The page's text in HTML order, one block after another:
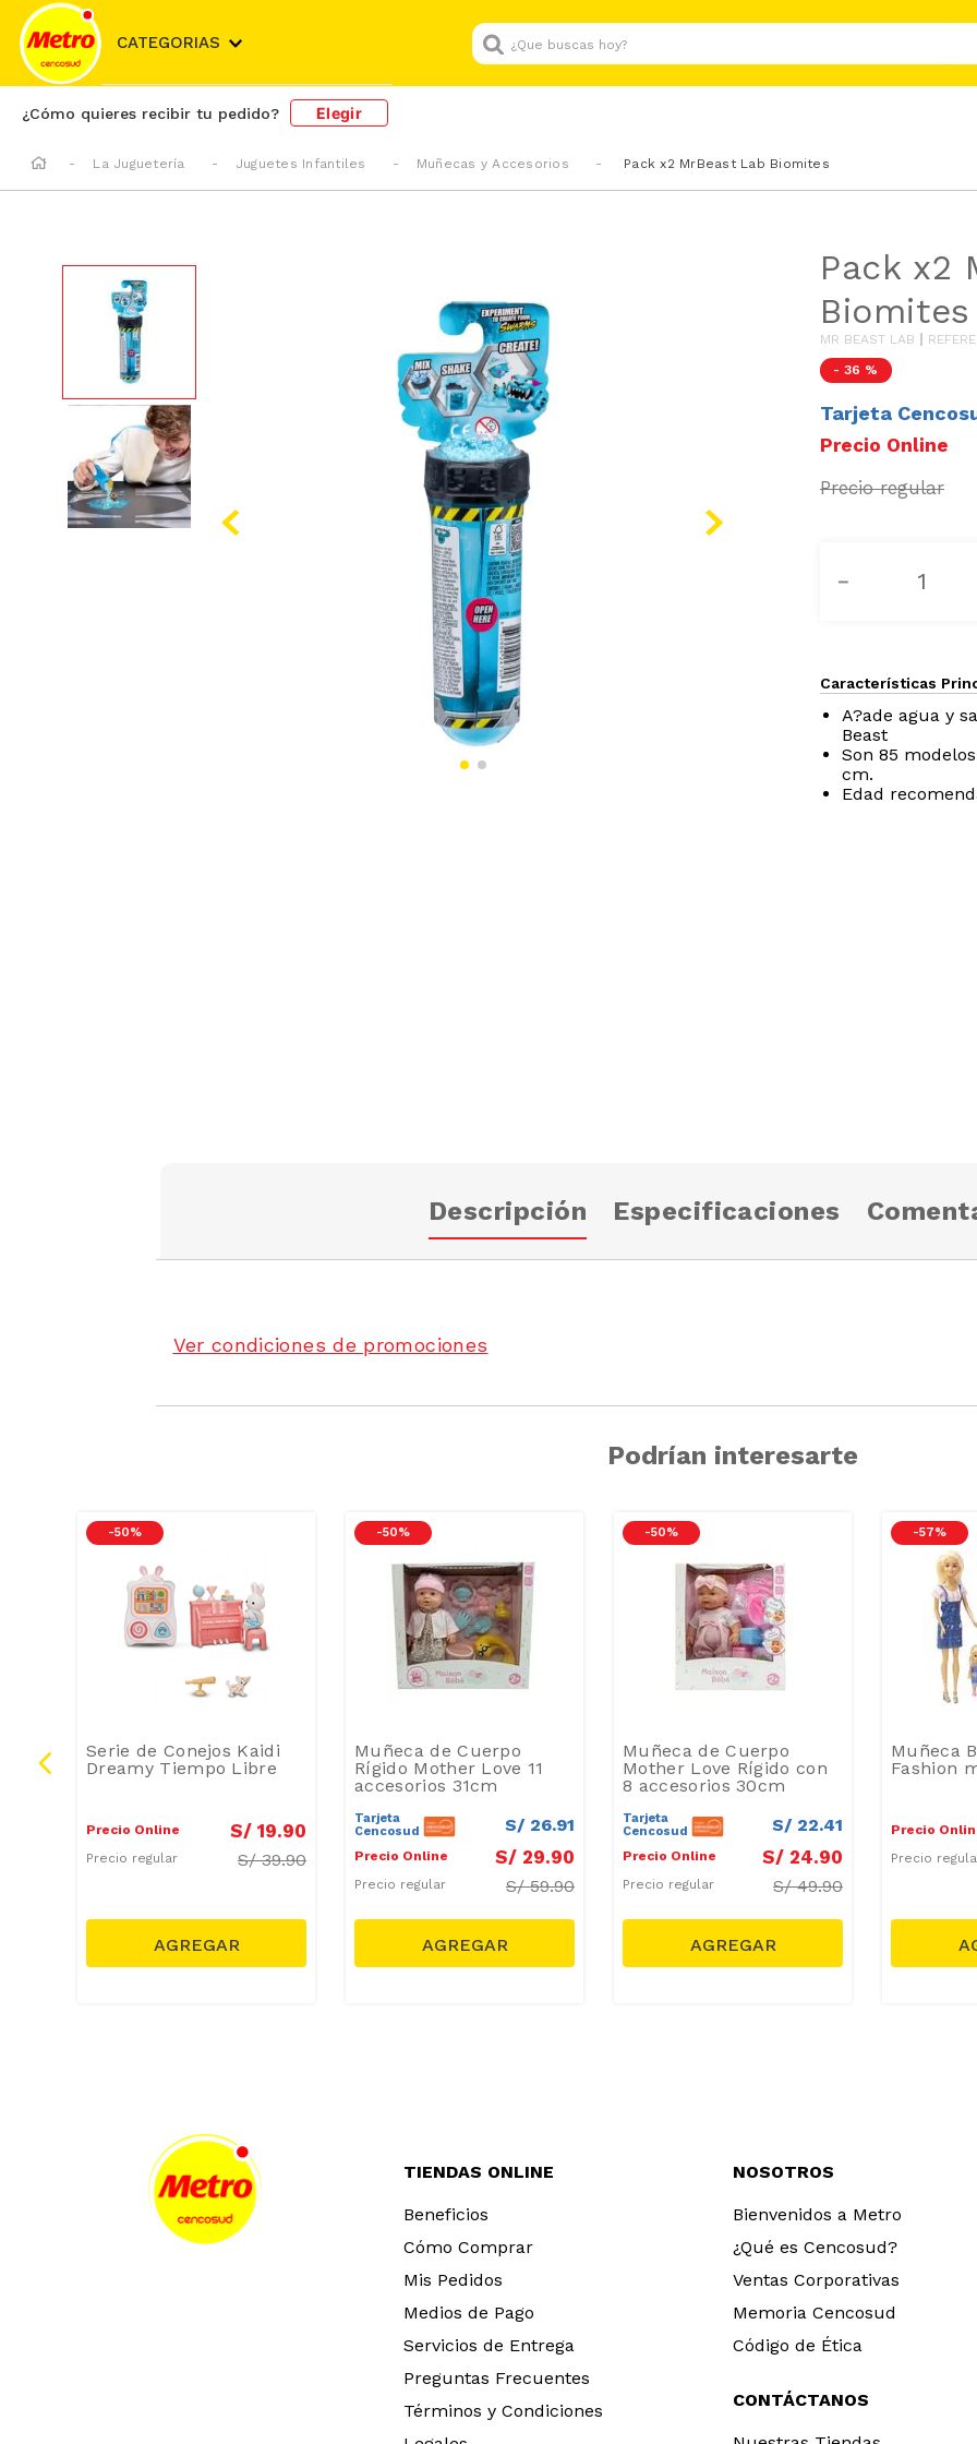
CATEGORIAS
¿Que buscas hoy?
¿Cómo quieres recibir tu pedido? Elegir
La Juguetería Juguetes Infantiles Muñecas y Accesorios Pack x2 MrBeast Lab Biomites
Pack x2
Biomites
MR BEAST LAB
- 36 %
Tarjeta
－
Características
A?ade agua y
Beast
Son 85
cm.
Edad
Descripción Especificaciones
Ver condiciones de promociones
Podrían interesarte
-50 %
Serie de Conejos Kaidi
Dreamy Tiempo Libre
Precio Online S/ 19.90
Precio regular S/39.90
-50 %
Muñeca de Cuerpo
Rígido Mother Love 11
accesorios 31cm
Tarjeta
Cencosud
S/ 26.91
Precio Online S/ 29.90
Precio regular S/59.90
-50 %
Muñeca de Cuerpo
Mother Love Rígido con
8 accesorios 30cm
Tarjeta
Cencosud
S/ 22.41
Precio Online S/ 24.90
Precio regular S/49.90
-57 %
Muñeca
Fashion
Precio
Precio
TIENDAS ONLINE
Beneficios
Cómo Comprar
Mis Pedidos
Medios de Pago
Servicios de Entrega
Preguntas Frecuentes
Términos y Condiciones
NOSOTROS
Bienvenidos a Metro
¿Qué es Cencosud?
Ventas Corporativas
Memoria Cencosud
Código de Ética
CONTÁCTANOS